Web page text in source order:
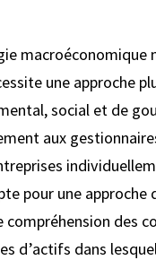
macroéconomique
une approche
social et de
aux
pour une
des
d’actifs dans